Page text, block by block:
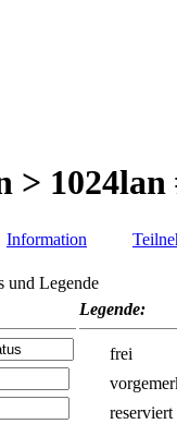
> 1024lan
Information
und Legende
Legende:
frei
reserviert